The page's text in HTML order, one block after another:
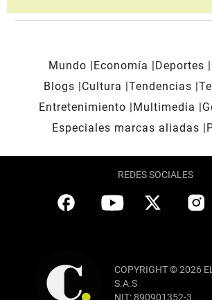
Mundo Economía Deportes
Blogs
Cultura Tendencias
Entretenimiento
Multimedia
Especiales marcas aliadas
REDES SOCIALES
COPYRIGHT © 2026
S.A.S
NIT: 890901352-3